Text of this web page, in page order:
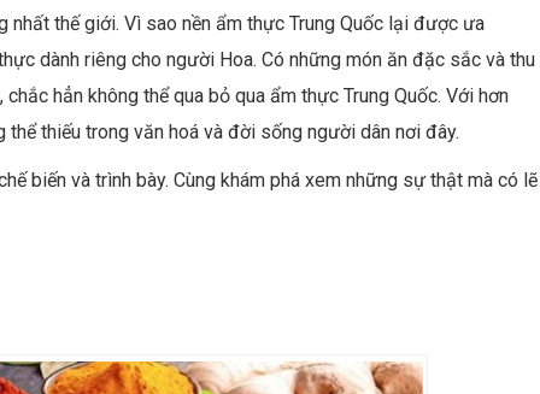
nhất thế giới. Vì sao nền ẩm thực Trung Quốc lại được ưa
dành riêng cho người Hoa. Có những món ăn đặc sắc và thu
hẳn không thể qua bỏ qua ẩm thực Trung Quốc. Với hơn
thiếu trong văn hoá và đời sống người dân nơi đây.
biến và trình bày. Cùng khám phá xem những sự thật mà có lẽ